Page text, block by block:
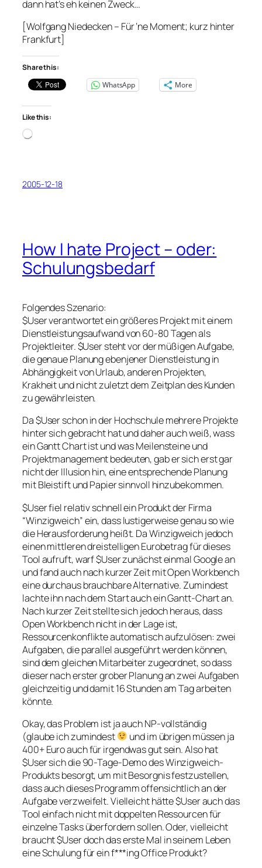
dann hat’s eh keinen Zweck…
[Wolfgang Niedecken – Für ‘ne Moment; kurz hinter
Frankfurt]
Share this:
WhatsApp
More
Like this:
Loading…
2005-12-18
How I hate Project – oder:
Schulungsbedarf
Folgendes Szenario:
$User verantwortet ein größeres Projekt mit einem
Dienstleistungsaufwand von 60-80 Tagen als
Projektleiter. $User steht vor der müßigen Aufgabe,
die genaue Planung ebenjener Dienstleistung in
Abhängigkeit von Urlaub, anderen Projekten,
Krakheit und nicht zuletzt dem Zeitplan des Kunden
zu gewährleisten.
Da $User schon in der Hochschule mehrere Projekte
hinter sich gebracht hat und daher auch weiß, wass
ein Gantt Chart ist und was Meilensteine und
Projektmanagement bedeuten, gab er sich erst gar
nicht der Illusion hin, eine entsprechende Planung
mit Bleistift und Papier sinnvoll hinzubekommen.
$User fiel relativ schnell ein Produkt der Firma
“Winzigweich” ein, dass lustigerweise genau so wie
die Herausforderung heißt. Da Winzigweich jedoch
einen mittleren dreistelligen Eurobetrag für dieses
Tool aufruft, warf $User zunächst einmal Google an
und fand auch nach kurzer Zeit mit Open Workbench
eine durchaus brauchbare Alternative. Zumindest
lachte ihn nach dem Start auch ein Gantt-Chart an.
Nach kurzer Zeit stellte sich jedoch heraus, dass
Open Workbench nicht in der Lage ist,
Ressourcenkonflikte automatisch aufzulösen: zwei
Aufgaben, die parallel ausgeführt werden können,
sind dem gleichen Mitarbeiter zugeordnet, so dass
dieser nach erster grober Planung an zwei Aufgaben
gleichzeitig und damit 16 Stunden am Tag arbeiten
könnte.
Okay, das Problem ist ja auch NP-vollständig
(glaube ich zumindest
und im übrigen müssen ja
400+ Euro auch für irgendwas gut sein. Also hat
$User sich die 90-Tage-Demo des Winzigweich-
Produkts besorgt, um mit Besorgnis festzustellen,
dass auch dieses Programm offensichtlich an der
Aufgabe verzweifelt. Vielleicht hätte $User auch das
Tool einfach nicht mit doppelten Ressourcen für
einzelne Tasks überfordern sollen. Oder, vielleicht
braucht $User doch das erste Mal in seinem Leben
eine Schulung für ein f***ing Office Produkt?